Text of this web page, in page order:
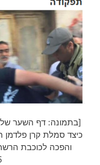
[בתמונה: דף השער של
כיצד סמלת קרן פלדמן
והפכה לכוכבת